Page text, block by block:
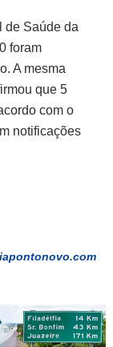
de Saúde da
foram
A mesma
que 5
com o
notificações